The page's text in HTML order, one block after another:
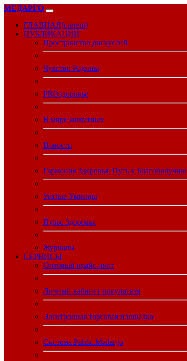
МЕДАРГО
ГЛАВНАЯ(current)
ПУБЛИКАЦИИ
Пространство дискуссий
Чувство Родины
PROздоровье
В мире животных
Новости
Гармония Здоровья: Путь к Благополучию
Усатые Умницы
Пульс Здоровья
Журналы
CЕРВИСЫ
Оптовый прайс-лист
Личный кабинет покупателя
Электронная торговая площадка
Система Public.Medargo